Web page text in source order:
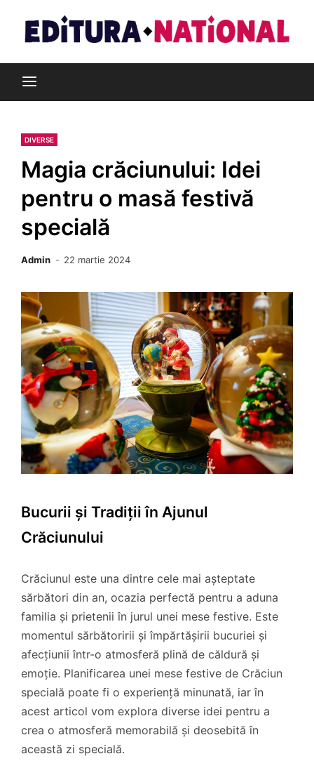
content
Editura Național
DIVERSE
Magia crăciunului: Idei
pentru o masă festivă
specială
Admin 22 martie 2024
Bucurii și Tradiții în Ajunul
Crăciunului
Crăciunul este una dintre cele mai așteptate
sărbători din an, ocazia perfectă pentru a aduna
familia și prietenii în jurul unei mese festive. Este
momentul sărbătoririi și împărtășirii bucuriei și
afecțiunii într-o atmosferă plină de căldură și
emoție. Planificarea unei mese festive de Crăciun
specială poate fi o experiență minunată, iar în
acest articol vom explora diverse idei pentru a
crea o atmosferă memorabilă și deosebită în
această zi specială.